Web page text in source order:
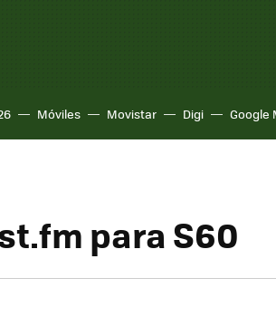
Móviles Movistar Digi Google
para S60